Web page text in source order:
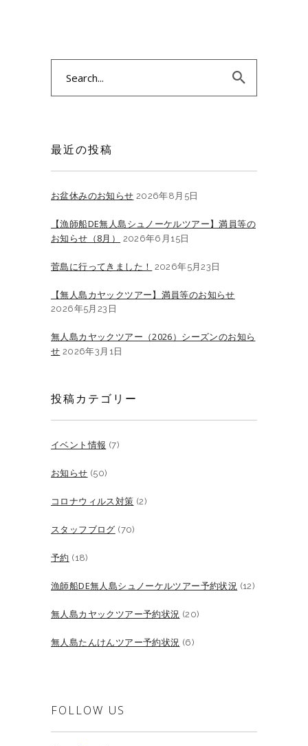
最近の投稿
お盆休みのお知らせ 2026年8月5日
【漁師船DE無人島シュノーケルツアー】満員等の
お知らせ（8月）
2026年6月15日
菅島に行ってきました！ 2026年5月23日
【無人島カヤックツアー】満員等のお知らせ
2026年5月23日
無人島カヤックツアー（2026）シーズンのお知ら
せ 2026年3月1日
投稿カテゴリー
イベント情報 (7)
お知らせ (50)
コロナウィルス対策 (2)
スタッフブログ (70)
予約 (18)
漁師船DE無人島シュノーケルツアー予約状況 (12)
無人島カヤックツアー予約状況 (20)
無人島たんけんツアー予約状況 (6)
FOLLOW US